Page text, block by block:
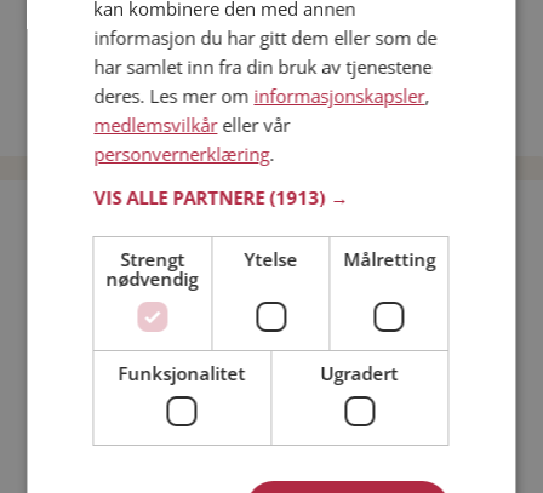
Menn fra Narvik
Date kvinner i Norge
Date menn i Norge
Jeg er en: Mann Kvinne
Min alder:
kan kombinere den med annen
informasjon du har gitt dem eller som de
har samlet inn fra din bruk av tjenestene
deres. Les mer om informasjonskapsler,
medlemsvilkåreller vår
personvernerklæring.
VIS ALLE PARTNERE(1913) →
Strengt
nødvendig
Ytelse Målretting
Funksjonalitet Ugradert